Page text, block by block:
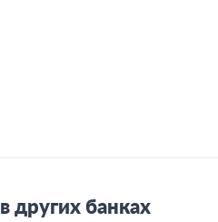
Дебетовые карты в других банках